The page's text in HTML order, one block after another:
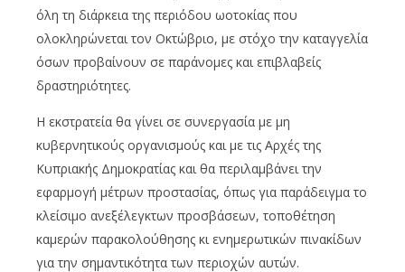
όλη τη διάρκεια της περιόδου ωοτοκίας που
ολοκληρώνεται τον Οκτώβριο, με στόχο την καταγγελία
όσων προβαίνουν σε παράνομες και επιβλαβείς
δραστηριότητες.
Η εκστρατεία θα γίνει σε συνεργασία με μη
κυβερνητικούς οργανισμούς και με τις Αρχές της
Κυπριακής Δημοκρατίας και θα περιλαμβάνει την
εφαρμογή μέτρων προστασίας, όπως για παράδειγμα το
κλείσιμο ανεξέλεγκτων προσβάσεων, τοποθέτηση
καμερών παρακολούθησης κι ενημερωτικών πινακίδων
για την σημαντικότητα των περιοχών αυτών.